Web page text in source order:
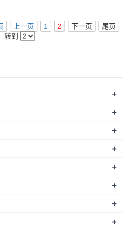
上一页 1 2 下一页
尾页
转到
+
+
+
+
+
+
+
+